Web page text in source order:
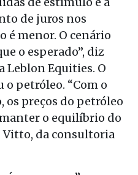
de juros nos
é menor. O cenário
o esperado”, diz
Leblon Equities. O
petróleo. “Com o
os preços do petróleo
o equilíbrio do
Vitto, da consultoria